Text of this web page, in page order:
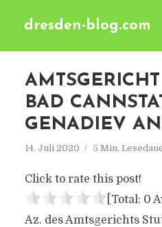
dresden-blog.com
BAD
GENADIEV
14. Juli 2020 5 Min.
Click to rate this post!
[Total: 0
Az. des Amtsgerichts